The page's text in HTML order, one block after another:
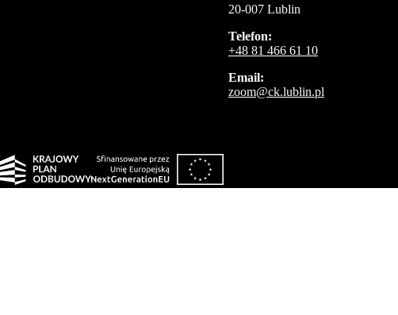
20-007 Lublin
Telefon:
+48 81 466 61 10
Email:
zoom@ck.lublin.pl